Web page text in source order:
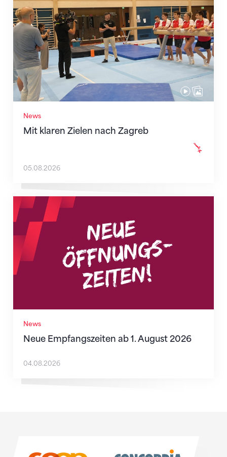
News
Mit klaren Zielen nach Zagreb
05.08.2026
News
Neue Empfangszeiten ab 1. August 2026
Neue Empfangszeiten ab 1. August 2026
04.08.2026